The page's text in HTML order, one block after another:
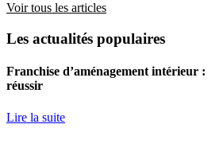
Voir tous les articles
Les actualités populaires
Franchise d’aménagement intérieur :
réussir
Lire la suite